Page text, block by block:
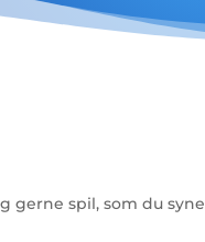
gerne spil, som du